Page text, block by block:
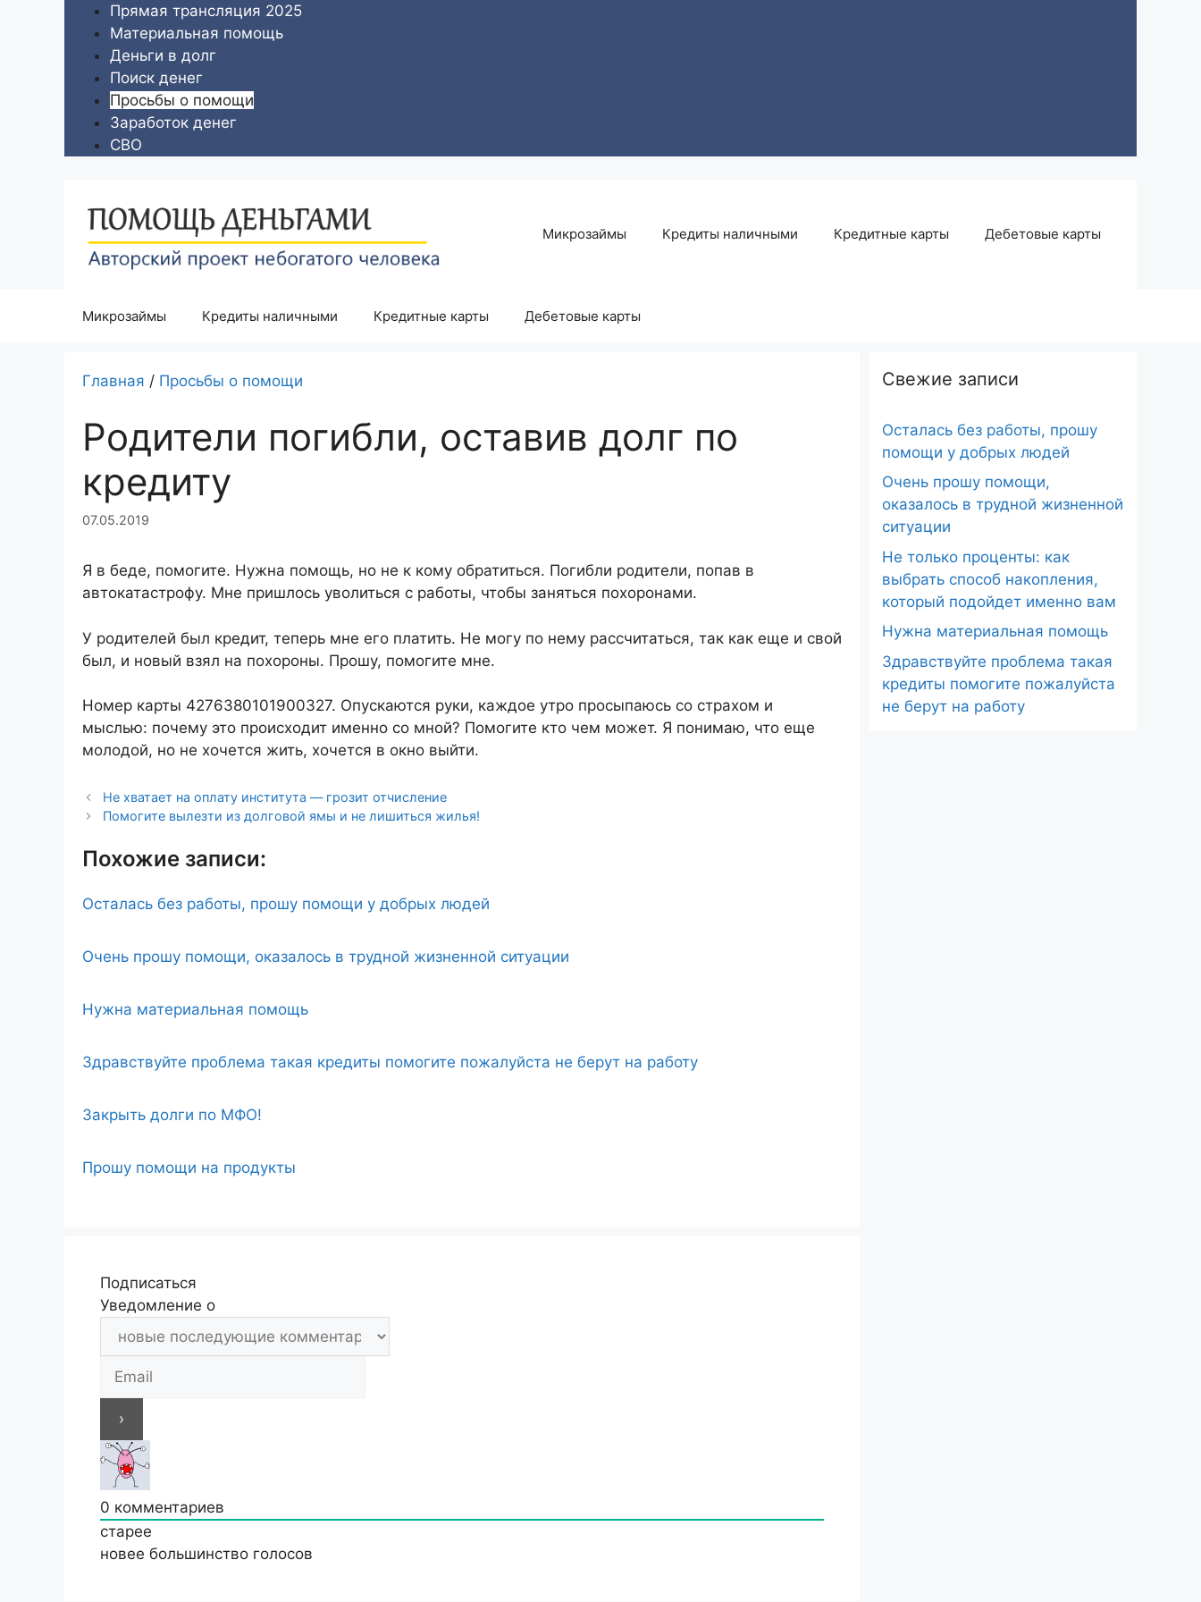
содержимому
Прямая трансляция 2025
Материальная помощь
Деньги в долг
Поиск денег
Просьбы о помощи
Заработок денег
СВО
Микрозаймы Кредиты наличными Кредитные карты Дебетовые карты
Микрозаймы Кредиты наличными Кредитные карты Дебетовые карты
Главная / Просьбы о помощи
Родители погибли, оставив долг по
кредиту
07.05.2019
Я в беде, помогите. Нужна помощь, но не к кому обратиться. Погибли родители, попав в
автокатастрофу. Мне пришлось уволиться с работы, чтобы заняться похоронами.
У родителей был кредит, теперь мне его платить. Не могу по нему рассчитаться, так как еще и свой
был, и новый взял на похороны. Прошу, помогите мне.
Номер карты 4276380101900327. Опускаются руки, каждое утро просыпаюсь со страхом и
мыслью: почему это происходит именно со мной? Помогите кто чем может. Я понимаю, что еще
молодой, но не хочется жить, хочется в окно выйти.
Не хватает на оплату института — грозит отчисление
Помогите вылезти из долговой ямы и не лишиться жилья!
Похожие записи:
Осталась без работы, прошу помощи у добрых людей
Очень прошу помощи, оказалось в трудной жизненной ситуации
Нужна материальная помощь
Здравствуйте проблема такая кредиты помогите пожалуйста не берут на работу
Закрыть долги по МФО!
Прошу помощи на продукты
Подписаться
Уведомление о
0 комментариев
старее
новее большинство голосов
Свежие записи
Осталась без работы, прошу
помощи у добрых людей
Очень прошу помощи,
оказалось в трудной жизненной
ситуации
Не только проценты: как
выбрать способ накопления,
который подойдет именно вам
Нужна материальная помощь
Здравствуйте проблема такая
кредиты помогите пожалуйста
не берут на работу